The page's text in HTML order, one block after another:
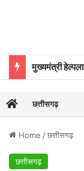
छत्तीसगढ़
Home /छत्तीसगढ़
छत्तीसगढ़